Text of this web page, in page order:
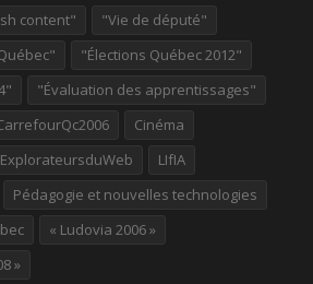
content"
"Vie de député"
"Élections Québec 2012"
"Évaluation des apprentissages"
Cinéma
LIfIA
Pédagogie et nouvelles technologies
« Ludovia 2006 »
»